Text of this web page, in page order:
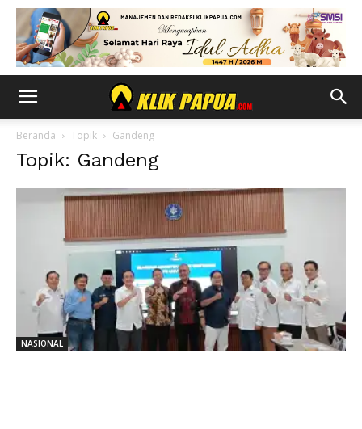
Beranda Topik Gandeng
Topik: Gandeng
NASIONAL